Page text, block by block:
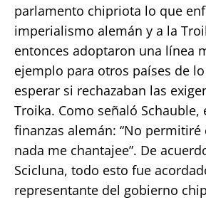
parlamento chipriota lo que
imperialismo alemán y a la
entonces adoptaron una línea
ejemplo para otros países de
esperar si rechazaban las
Troika. Como señaló
finanzas alemán: “No permitiré
nada me chantajee”. De
Scicluna, todo esto fue
representante del gobierno